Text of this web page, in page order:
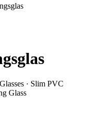
· Slim PVC
Glass